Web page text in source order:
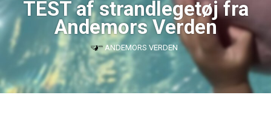
TEST af strandlegetøj fra
Andemors Verden
ANDEMORS VERDEN